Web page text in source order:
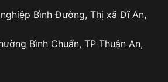
Bình Đường, Thị xã Dĩ An,
Bình Chuẩn, TP Thuận An,